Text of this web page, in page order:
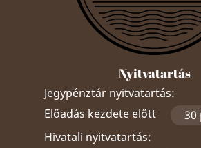
Nyitvatartás
Jegypénztár nyitvatartás:
Előadás kezdete előtt
30
Hivatali nyitvatartás: